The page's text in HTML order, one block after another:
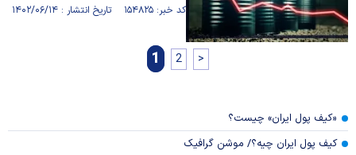
کد خبر: ۱۵۴۸۲۵ تاریخ انتشار : ۱۴۰۲/۰۶/۱۴
1 2 >
«کیف پول ایران» چیست؟
کیف پول ایران چیه؟/ موشن گرافیک